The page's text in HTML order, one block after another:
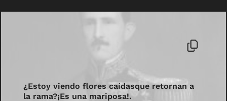
¿Estoy viendo flores caídasque retornan a
la rama?¡Es una mariposa!.